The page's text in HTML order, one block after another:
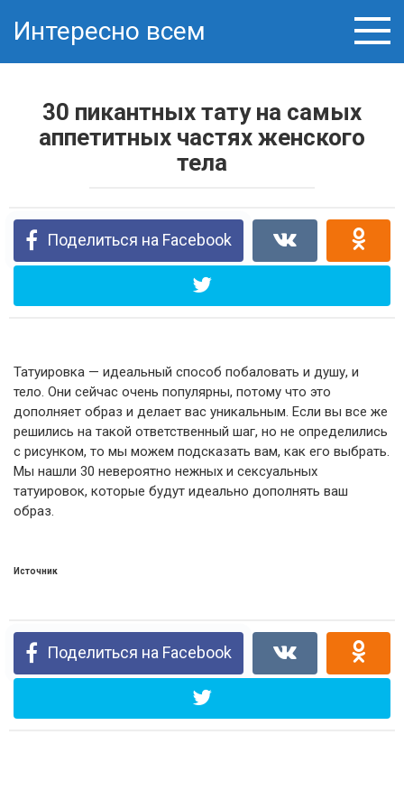
Интересно всем
30 пикантных тату на самых
аппетитных частях женского
тела
Поделиться на Facebook
Татуировка — идеальный способ побаловать и душу, и
тело. Они сейчас очень популярны, потому что это
дополняет образ и делает вас уникальным. Если вы все же
решились на такой ответственный шаг, но не определились
с рисунком, то мы можем подсказать вам, как его выбрать.
Мы нашли 30 невероятно нежных и сексуальных
татуировок, которые будут идеально дополнять ваш
образ.
Источник
Поделиться на Facebook